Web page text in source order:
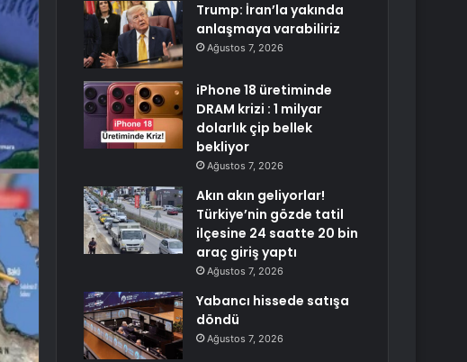
Trump: İran’la yakında
anlaşmaya varabiliriz
Ağustos 7, 2026
iPhone 18 üretiminde
DRAM krizi : 1 milyar
dolarlık çip bellek
bekliyor
Ağustos 7, 2026
Akın akın geliyorlar!
Türkiye’nin gözde tatil
ilçesine 24 saatte 20 bin
araç giriş yaptı
Ağustos 7, 2026
Yabancı hissede satışa
döndü
Ağustos 7, 2026